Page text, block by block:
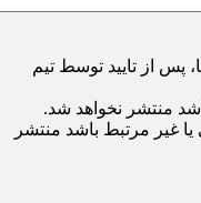
از تایید توسط تیم
منتشر نخواهد شد.
غیر مرتبط باشد منتشر